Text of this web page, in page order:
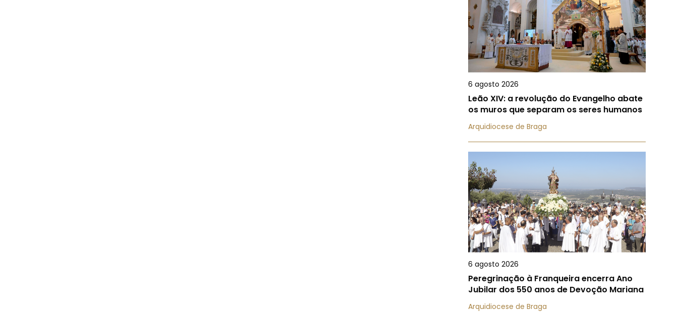
6 agosto 2026
Leão XIV: a revolução do Evangelho abate
os muros que separam os seres humanos
Arquidiocese de Braga
6 agosto 2026
Peregrinação à Franqueira encerra Ano
Jubilar dos 550 anos de Devoção Mariana
Arquidiocese de Braga